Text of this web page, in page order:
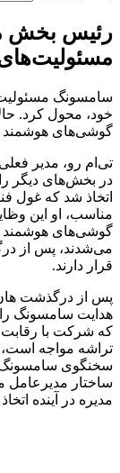
رئیس بخش
سامسونگ
خود، محول کرد.
گوشی‌های هوشمند
تی‌ام رو، مدیر
در بخش‌های دیگر
اتخاذ شد که غول
مناسب، او این
گوشی‌های هوشمند
می‌شدند، پس از
قرار دارند.
پس از درگذشت
هدایت سامسونگ
که شرکت با
تراشه مواجه است،
سخنگوی سامسونگ
ساختار
مدیره در آینده